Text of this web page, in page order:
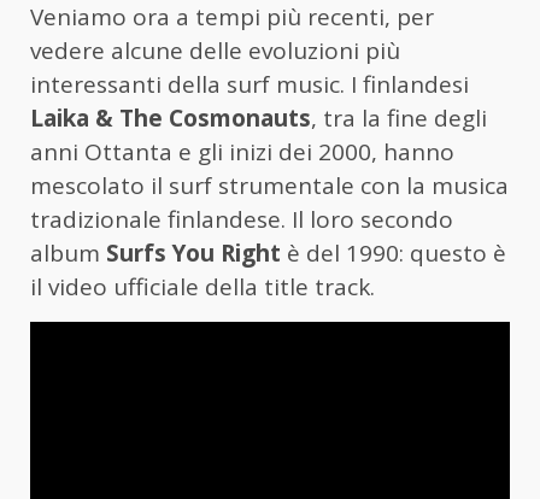
Veniamo ora a tempi più recenti, per
vedere alcune delle evoluzioni più
interessanti della surf music. I finlandesi
Laika & The Cosmonauts, tra la fine degli
anni Ottanta e gli inizi dei 2000, hanno
mescolato il surf strumentale con la musica
tradizionale finlandese. Il loro secondo
album Surfs You Right è del 1990: questo è
il video ufficiale della title track.